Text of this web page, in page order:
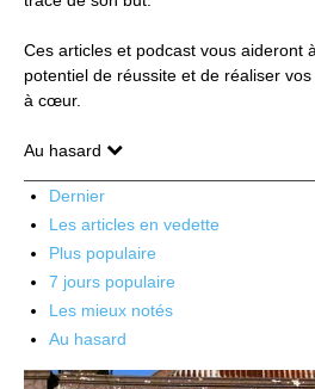
Ces articles et podcast vous aideront
potentiel de réussite et de réaliser
à cœur.
Au hasard
Dernier
Les articles en vedette
Plus populaire
7 jours populaire
Les mieux notés
Au hasard